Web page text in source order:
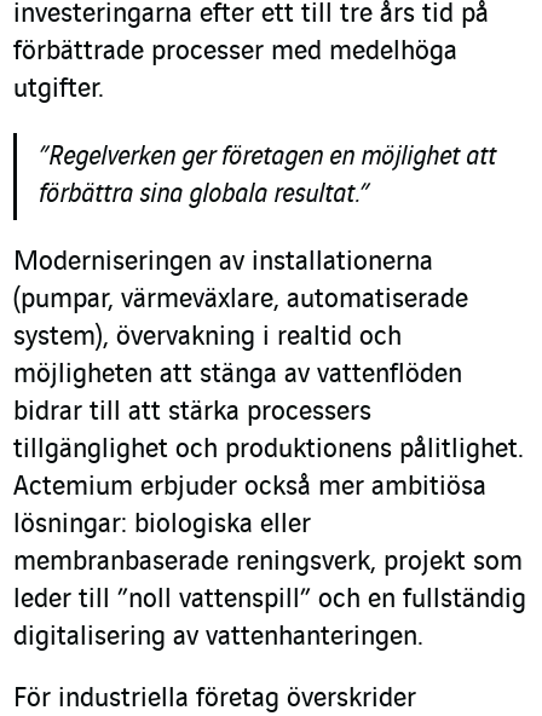
investeringarna efter ett till tre års tid på
förbättrade processer med medelhöga
utgifter.
”Regelverken ger företagen en möjlighet att
förbättra sina globala resultat.”
Moderniseringen av installationerna
(pumpar, värmeväxlare, automatiserade
system), övervakning i realtid och
möjligheten att stänga av vattenflöden
bidrar till att stärka processers
tillgänglighet och produktionens pålitlighet.
Actemium erbjuder också mer ambitiösa
lösningar: biologiska eller
membranbaserade reningsverk, projekt som
leder till ”noll vattenspill” och en fullständig
digitalisering av vattenhanteringen.
För industriella företag överskrider